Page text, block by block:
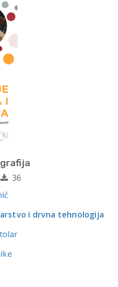
36
i drvna tehnologija